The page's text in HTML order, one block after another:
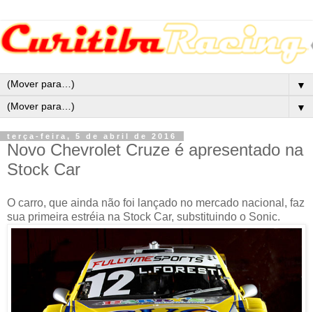
▼
▼
terça-feira, 5 de abril de 2016
Novo Chevrolet Cruze é apresentado na
Stock Car
O carro, que ainda não foi lançado no mercado nacional, faz
sua primeira estréia na Stock Car, substituindo o Sonic.